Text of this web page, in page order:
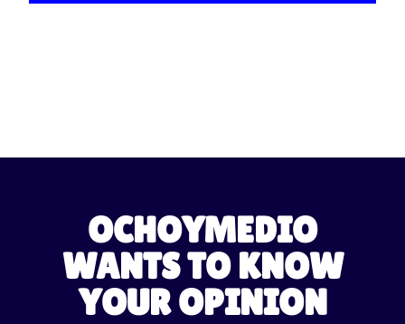
OCHOYMEDIO
WANTS TO KNOW
YOUR OPINION